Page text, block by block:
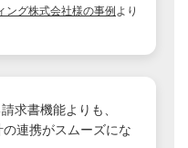
ング株式会社様の事例より
求書機能よりも、
連携がスムーズにな